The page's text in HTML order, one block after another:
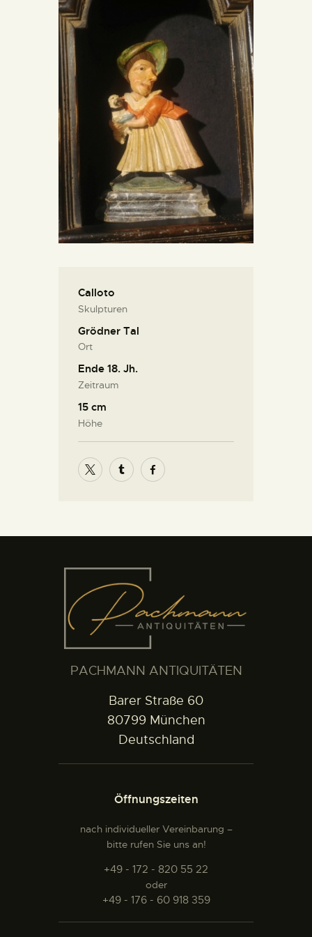
KONTAKT
Calloto
Skulpturen
Grödner Tal
Ort
Ende 18. Jh.
Zeitraum
15 cm
Höhe
PACHMANN ANTIQUITÄTEN
Barer Straße 60
80799 München
Deutschland
Öffnungszeiten
nach individueller Vereinbarung –
bitte rufen Sie uns an!
+49 - 172 - 820 55 22
oder
+49 - 176 - 60 918 359